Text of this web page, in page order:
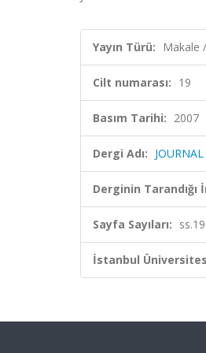
Yayın Türü: Makale
Cilt numarası: 19
Basım Tarihi: 2007
Dergi Adı:
Derginin Tarandığı
Sayfa Sayıları:
İstanbul